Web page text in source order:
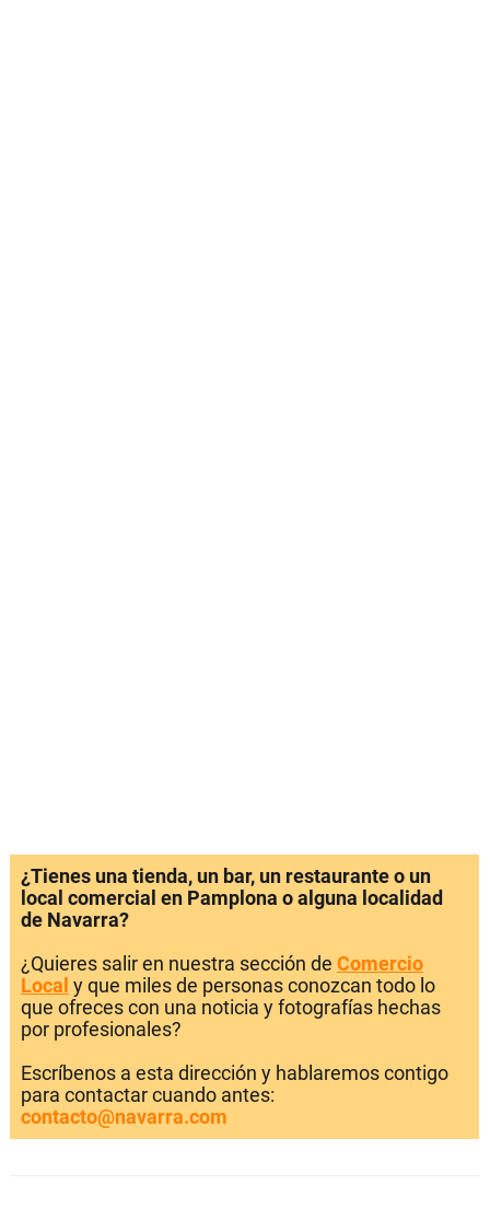
¿Tienes una tienda, un bar, un restaurante o un
local comercial en Pamplona o alguna localidad
de Navarra?
¿Quieres salir en nuestra sección de Comercio
Local y que miles de personas conozcan todo lo
que ofreces con una noticia y fotografías hechas
por profesionales?
Escríbenos a esta dirección y hablaremos contigo
para contactar cuando antes:
contacto@navarra.com